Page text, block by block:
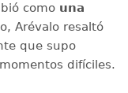
comouna
Arévalo resaltó
que supo
difíciles.